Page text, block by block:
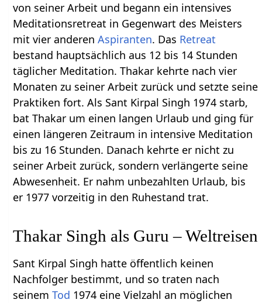
von seiner Arbeit und begann ein intensives
Meditationsretreat in Gegenwart des Meisters
mit vier anderenAspiranten. Das Retreat
bestand hauptsächlich aus 12 bis 14 Stunden
täglicher Meditation. Thakar kehrte nach vier
Monaten zu seiner Arbeit zurück und setzte seine
Praktiken fort. Als Sant Kirpal Singh 1974 starb,
bat Thakar um einen langen Urlaub und ging für
einen längeren Zeitraum in intensive Meditation
bis zu 16 Stunden. Danach kehrte er nicht zu
seiner Arbeit zurück, sondern verlängerte seine
Abwesenheit. Er nahm unbezahlten Urlaub, bis
er 1977 vorzeitig in den Ruhestand trat.
Thakar Singh als Guru – Weltreisen
Sant Kirpal Singh hatte öffentlich keinen
Nachfolger bestimmt, und so traten nach
seinemTod 1974 eine Vielzahl an möglichen